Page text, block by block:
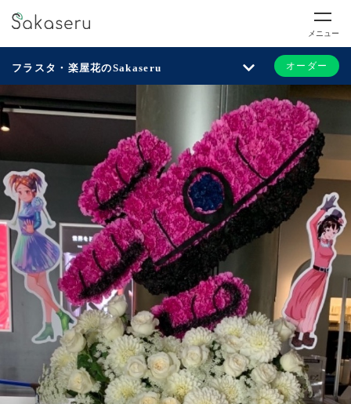
メニュー
フラスタ・楽屋花のSakaseru オーダー